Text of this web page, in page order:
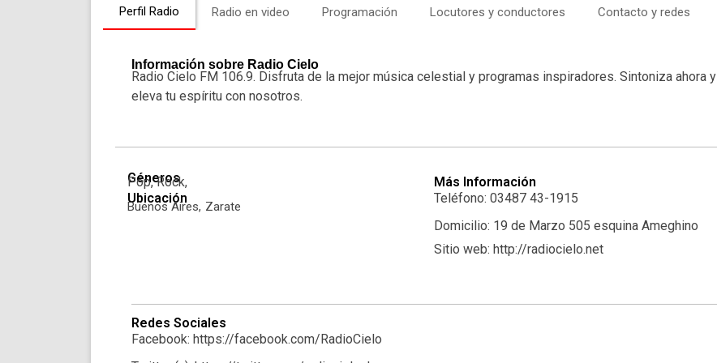
Perfil Radio Radio en video Programación Locutores y conductores Contacto y redes
Información sobre Radio Cielo
Radio Cielo FM 106.9. Disfruta de la mejor música celestial y programas inspiradores. Sintoniza ahora y
eleva tu espíritu con nosotros.
Géneros
Pop, Rock,
Ubicación
Buenos Aires, Zarate
Más Información
Teléfono: 03487 43-1915
Domicilio: 19 de Marzo 505 esquina Ameghino
Sitio web: http://radiocielo.net
Redes Sociales
Facebook: https://facebook.com/RadioCielo